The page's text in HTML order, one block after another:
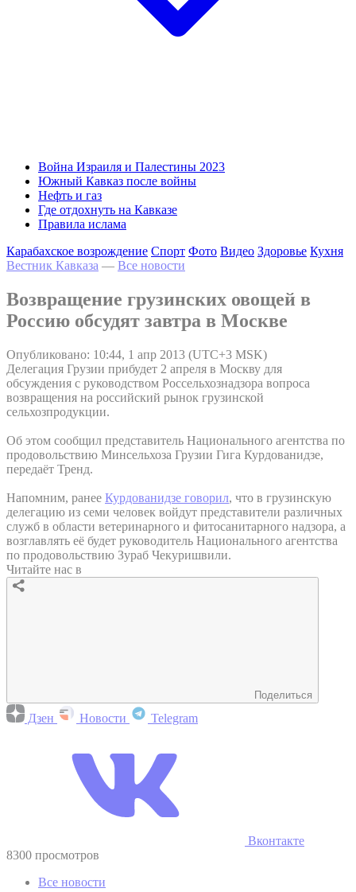
Война Израиля и Палестины 2023
Южный Кавказ после войны
Нефть и газ
Где отдохнуть на Кавказе
Правила ислама
Карабахское возрождение Спорт Фото Видео Здоровье Кухня
Вестник Кавказа — Все новости
Возвращение грузинских овощей в
Россию обсудят завтра в Москве
Опубликовано: 10:44, 1 апр 2013 (UTC+3 MSK)
Делегация Грузии прибудет 2 апреля в Москву для
обсуждения с руководством Россельхознадзора вопроса
возвращения на российский рынок грузинской
сельхозпродукции.
Об этом сообщил представитель Национального агентства по
продовольствию Минсельхоза Грузии Гига Курдованидзе,
передаёт Тренд.
Напомним, ранее Курдованидзе говорил, что в грузинскую
делегацию из семи человек войдут представители различных
служб в области ветеринарного и фитосанитарного надзора, а
возглавлять её будет руководитель Национального агентства
по продовольствию Зураб Чекуришвили.
Читайте нас в
Поделиться
Дзен Новости Telegram
Вконтакте
8300 просмотров
Все новости